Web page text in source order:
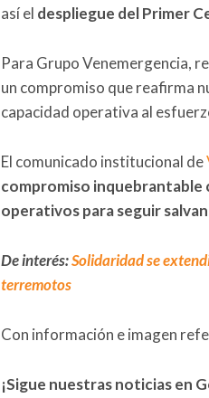
así el despliegue del Primer
Para Grupo Venemergencia,
un compromiso que reafirma
capacidad operativa al
El comunicado institucional de
compromiso inquebrantable
operativos para seguir
De interés:Solidaridad se
terremotos
Con información e imagen
¡Sigue nuestras noticias en